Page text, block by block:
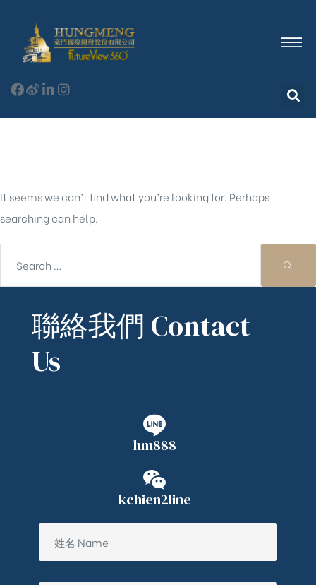
It seems we can’t find what you’re looking for. Perhaps
searching can help.
聯絡我們 Contact
Us
hm888
kchien2line